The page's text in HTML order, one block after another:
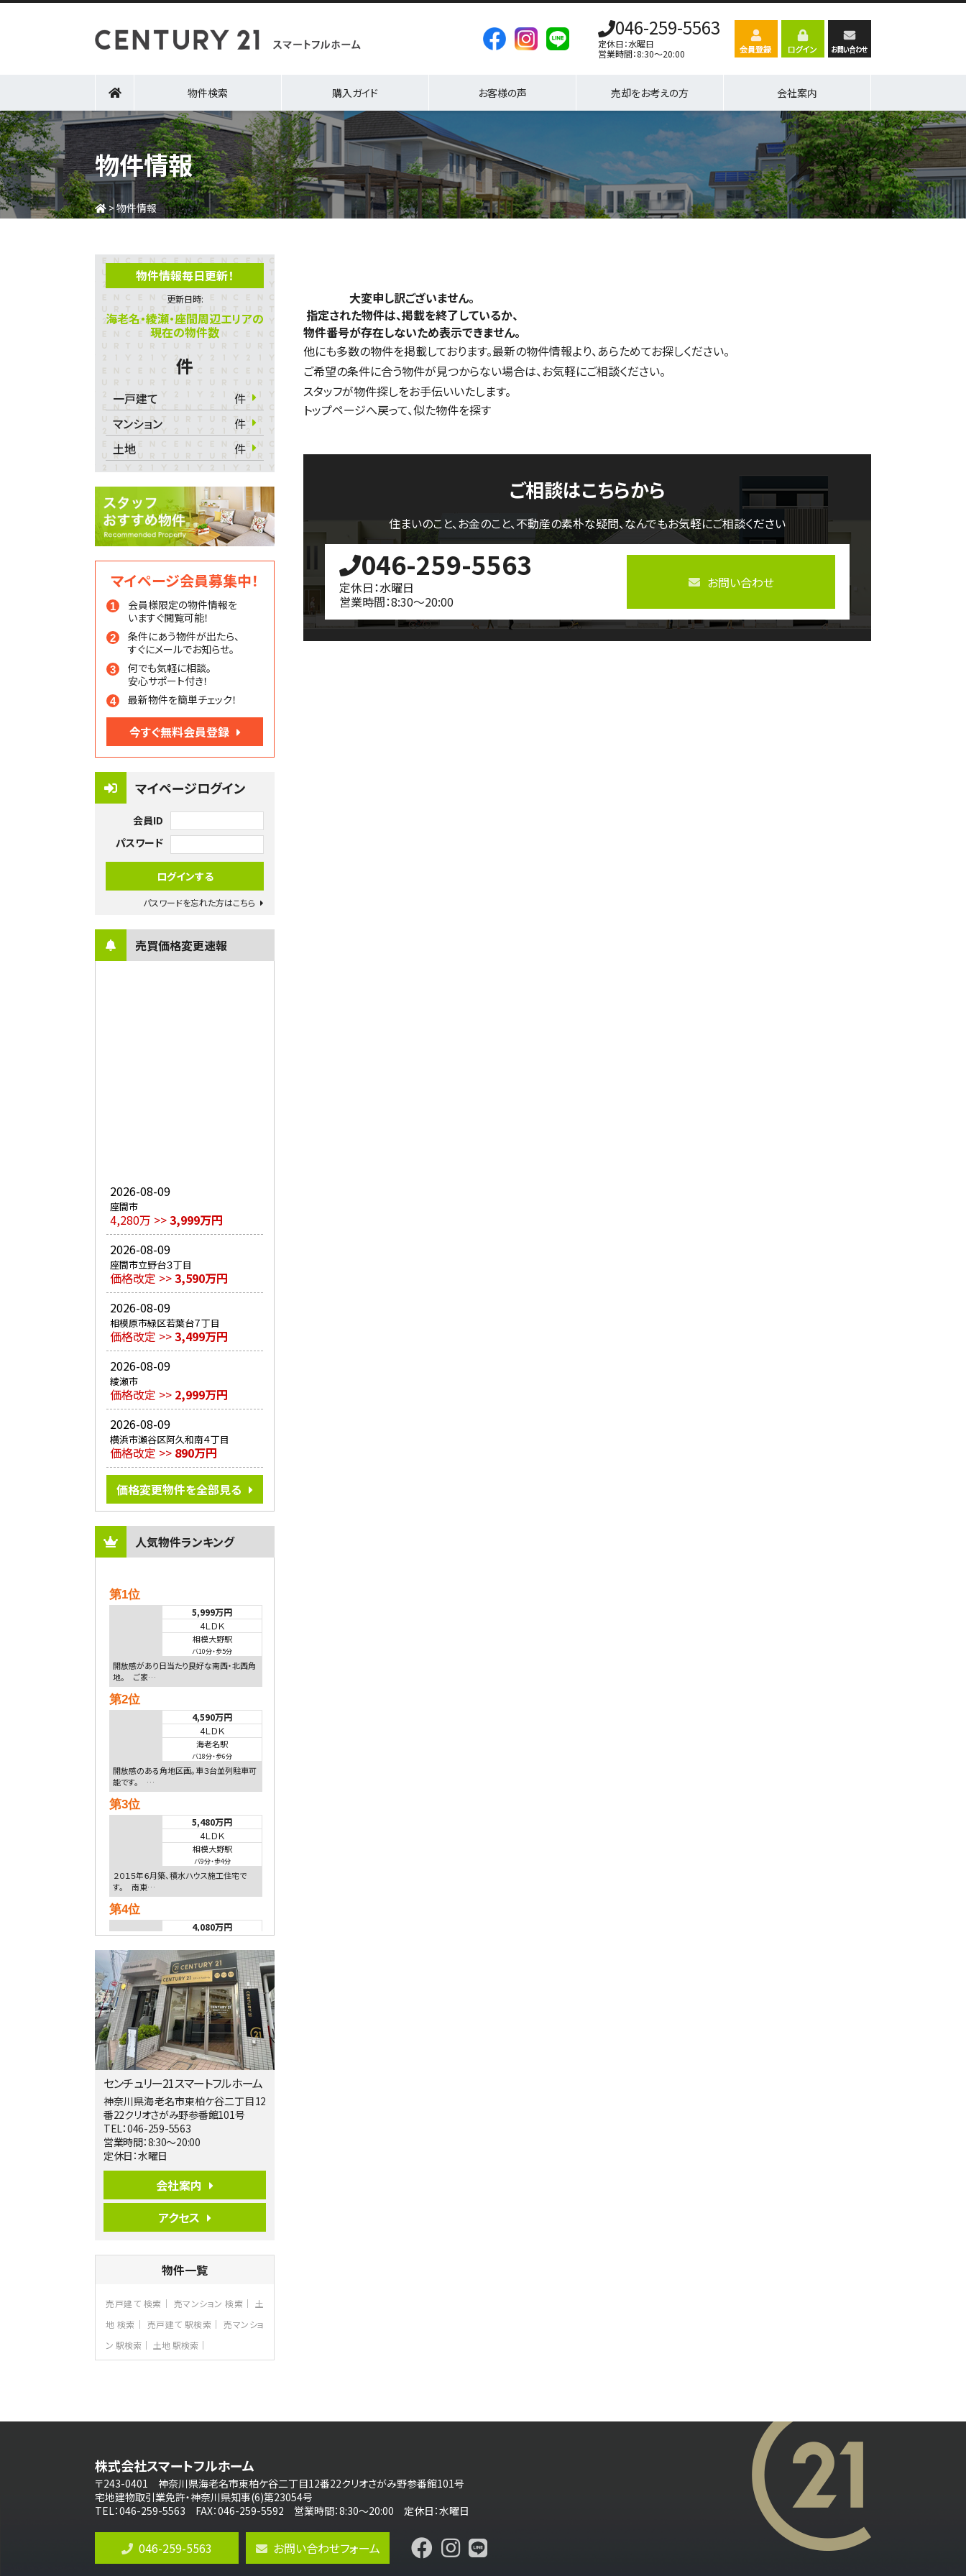
046-259-5563
定休日：水曜日
営業時間：8:30～20:00
物件検索 購入ガイド お客様の声 売却をお考えの方 会社案内
物件情報
>物件情報
物件情報毎日更新！
更新日時:
海老名・綾瀬・座間周辺エリアの
現在の物件数
件
一戸建て
件
マンション
件
土地
件
マイページ会員募集中！
会員様限定の物件情報を
いますぐ閲覧可能！
条件にあう物件が出たら、
すぐにメールでお知らせ。
何でも気軽に相談。
安心サポート付き！
最新物件を簡単チェック！
今すぐ無料会員登録
マイページログイン
会員ID
パスワード
パスワードを忘れた方はこちら
売買価格変更速報
2026-08-09
座間市
4,280万 >>3,999万円
2026-08-09
座間市立野台３丁目
価格改定 >>3,590万円
2026-08-09
相模原市緑区若葉台７丁目
価格改定 >>3,499万円
2026-08-09
綾瀬市
価格改定 >> 2,999万円
2026-08-09
横浜市瀬谷区阿久和南４丁目
価格改定 >> 890万円
価格変更物件を全部見る
人気物件ランキング
第1位
5,999万円
4ＬＤＫ
相模大野駅
バ10分・歩5分
開放感があり日当たり良好な南西・北西角
地。 ご家…
第2位
4,590万円
4ＬＤＫ
海老名駅
バ18分・歩6分
開放感のある角地区画。車３台並列駐車可
能です。 …
第3位
5,480万円
4ＬＤＫ
相模大野駅
バ9分・歩4分
２０１５年６月築、積水ハウス施工住宅で
す。 南東…
第4位
4,080万円
淵野辺駅
歩17分
南側道路に面しており日当たり良好。 キ
ッチンから…
第5位
3,680万円
4ＬＤＫ
橋本駅
バ19分・歩8分
開放感があり日当たり良好な南西・北西角
地区画。 …
第6位
3,990万円
並列２台駐車可。１階はリビングと水まわり
をまとめ…
4ＳＬＤＫ
海老名駅
並列2台駐…
第8位
3,680万円
4ＬＤＫ
4ＬＤＫ
長後駅
バ11分 ・歩6分
全棟ＬＤＫは16帖の4ＬＤＫ！食器洗い乾燥
機や浴…
4,190万円
センチュリー21スマートフルホーム
神奈川県海老名市東柏ケ谷二丁目12
番22クリオさがみ野参番館101号
TEL：046-259-5563
営業時間：8:30～20:00
定休日：水曜日
会社案内
アクセス
物件一覧
売戸建て 検索 売マンション 検索
土
地 検索
売戸建て 駅検索
売マンショ
ン 駅検索
土地 駅検索
大変申し訳ございません。
指定された物件は、掲載を終了しているか、
物件番号が存在しないため表示できません。
他にも多数の物件を掲載しております。最新の物件情報より、あらためてお探しください。
ご希望の条件に合う物件が見つからない場合は、お気軽にご相談ください。
スタッフが物件探しをお手伝いいたします。
トップページへ戻って、似た物件を探す
ご相談はこちらから
住まいのこと、お金のこと、不動産の素朴な疑問、なんでもお気軽にご相談ください
046-259-5563
定休日：水曜日
営業時間：8:30～20:00
お問い合わせ
株式会社スマートフルホーム
〒243-0401 神奈川県海老名市東柏ケ谷二丁目12番22クリオさがみ野参番館101号
宅地建物取引業免許・神奈川県知事(6)第23054号
TEL：046-259-5563 FAX：046-259-5592 営業時間：8:30～20:00 定休日：水曜日
046-259-5563 お問い合わせフォーム